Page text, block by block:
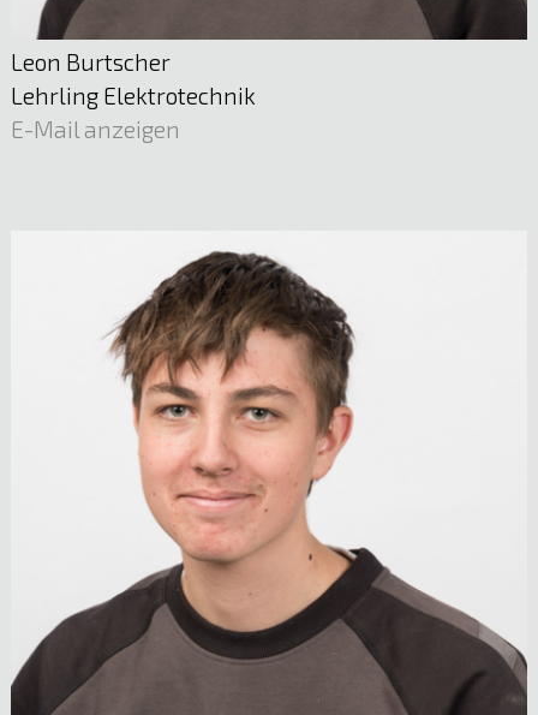
Mst. Daniel Pojer
Planung und Dokumentation | Schutztechnik
E-Mail anzeigen
Leon Burtscher
Lehrling Elektrotechnik
E-Mail anzeigen